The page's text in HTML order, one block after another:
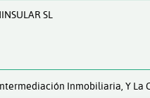
SL
Inmobiliaria, Y La